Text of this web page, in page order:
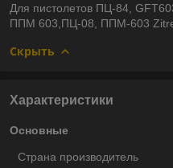
Для пистолетов ПЦ-84,
ППМ 603,ПЦ-08, ППМ-603
Скрыть
Характеристики
Основные
Страна производитель